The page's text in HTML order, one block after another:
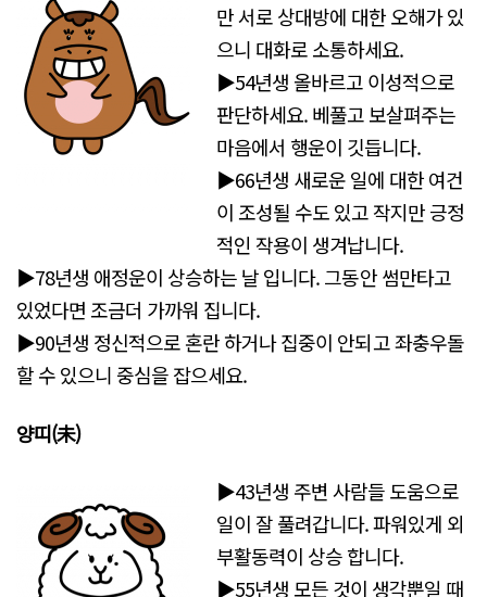
만 서로 상대방에 대한 오해가 있
으니 대화로 소통하세요.
▶54년생 올바르고 이성적으로
판단하세요. 베풀고 보살펴주는
마음에서 행운이 깃듭니다.
▶66년생 새로운 일에 대한 여건
이 조성될 수도 있고 작지만 긍정
적인 작용이 생겨납니다.
▶78년생 애정운이 상승하는 날 입니다. 그동안 썸만타고
있었다면 조금더 가까워 집니다.
▶90년생 정신적으로 혼란 하거나 집중이 안되고 좌충우돌
할 수 있으니 중심을 잡으세요.
양띠(未)
▶43년생 주변 사람들 도움으로
일이 잘 풀려갑니다. 파워있게 외
부활동력이 상승 합니다.
▶55년생 모든 것이 생각뿐일 때